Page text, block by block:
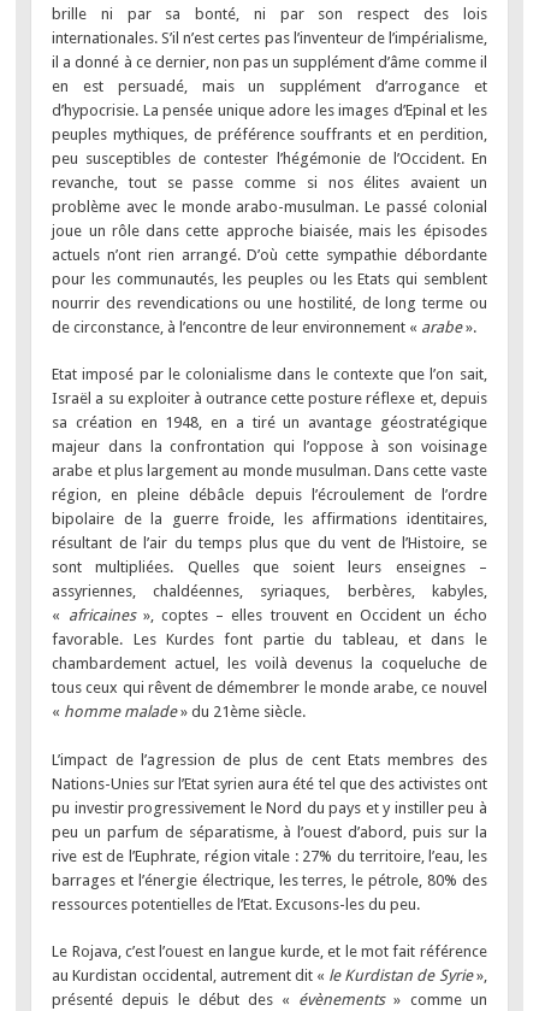
brille ni par sa bonté, ni par son respect des lois
internationales. S’il n’est certes pas l’inventeur de l’impérialisme,
il a donné à ce dernier, non pas un supplément d’âme comme il
en est persuadé, mais un supplément d’arrogance et
d’hypocrisie. La pensée unique adore les images d’Epinal et les
peuples mythiques, de préférence souffrants et en perdition,
peu susceptibles de contester l’hégémonie de l’Occident. En
revanche, tout se passe comme si nos élites avaient un
problème avec le monde arabo-musulman. Le passé colonial
joue un rôle dans cette approche biaisée, mais les épisodes
actuels n’ont rien arrangé. D’où cette sympathie débordante
pour les communautés, les peuples ou les Etats qui semblent
nourrir des revendications ou une hostilité, de long terme ou
de circonstance, à l’encontre de leur environnement « arabe».
Etat imposé par le colonialisme dans le contexte que l’on sait,
Israël a su exploiter à outrance cette posture réflexe et, depuis
sa création en 1948, en a tiré un avantage géostratégique
majeur dans la confrontation qui l’oppose à son voisinage
arabe et plus largement au monde musulman. Dans cette vaste
région, en pleine débâcle depuis l’écroulement de l’ordre
bipolaire de la guerre froide, les affirmations identitaires,
résultant de l’air du temps plus que du vent de l’Histoire, se
sont multipliées. Quelles que soient leurs enseignes –
assyriennes, chaldéennes, syriaques, berbères, kabyles,
« africaines», coptes – elles trouvent en Occident un écho
favorable. Les Kurdes font partie du tableau, et dans le
chambardement actuel, les voilà devenus la coqueluche de
tous ceux qui rêvent de démembrer le monde arabe, ce nouvel
« homme malade» du 21ème siècle.
L’impact de l’agression de plus de cent Etats membres des
Nations-Unies sur l’Etat syrien aura été tel que des activistes ont
pu investir progressivement le Nord du pays et y instiller peu à
peu un parfum de séparatisme, à l’ouest d’abord, puis sur la
rive est de l’Euphrate, région vitale : 27% du territoire, l’eau, les
barrages et l’énergie électrique, les terres, le pétrole, 80% des
ressources potentielles de l’Etat. Excusons-les du peu.
Le Rojava, c’est l’ouest en langue kurde, et le mot fait référence
au Kurdistan occidental, autrement dit « le Kurdistan de Syrie»,
présenté depuis le début des « évènements» comme un